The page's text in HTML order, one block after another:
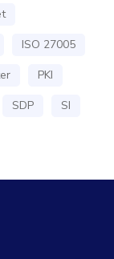
ISO 27005
PKI
SDP
SI